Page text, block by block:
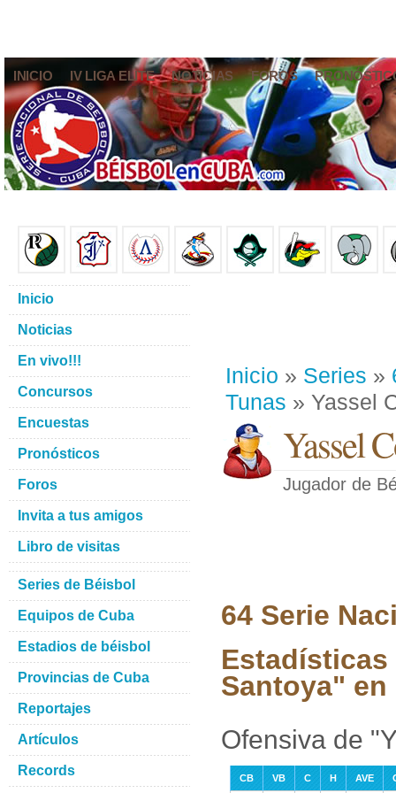
INICIO IV LIGA ELITE NOTICIAS FOROS
Inicio » Series »
Tunas » Yassel
Yassel
Jugador de
64 Serie
Estadísticas
Santoya"
Ofensiva de
CB VB C H AVE
Inicio
Noticias
En vivo!!!
Concursos
Encuestas
Pronósticos
Foros
Invita a tus amigos
Libro de visitas
Series de Béisbol
Equipos de Cuba
Estadios de béisbol
Provincias de Cuba
Reportajes
Artículos
Records